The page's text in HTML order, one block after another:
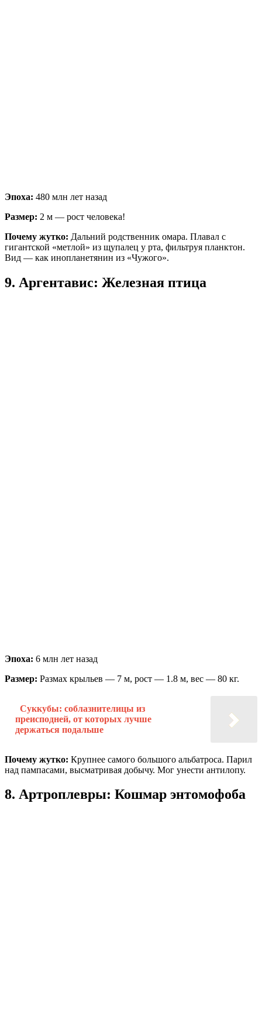
Эпоха: 480 млн лет назад
Размер: 2 м — рост человека!
Почему жутко: Дальний родственник омара. Плавал с
гигантской «метлой» из щупалец у рта, фильтруя планктон.
Вид — как инопланетянин из «Чужого».
9. Аргентавис: Железная птица
Эпоха: 6 млн лет назад
Размер: Размах крыльев — 7 м, рост — 1.8 м, вес — 80 кг.
Суккубы: соблазнителицы из
преисподней, от которых лучше
держаться подальше
Почему жутко: Крупнее самого большого альбатроса. Парил
над пампасами, высматривая добычу. Мог унести антилопу.
8. Артроплевры: Кошмар энтомофоба